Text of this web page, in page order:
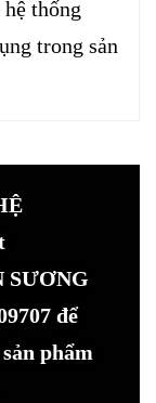
thống
trong sản
SƯƠNG
để
phẩm